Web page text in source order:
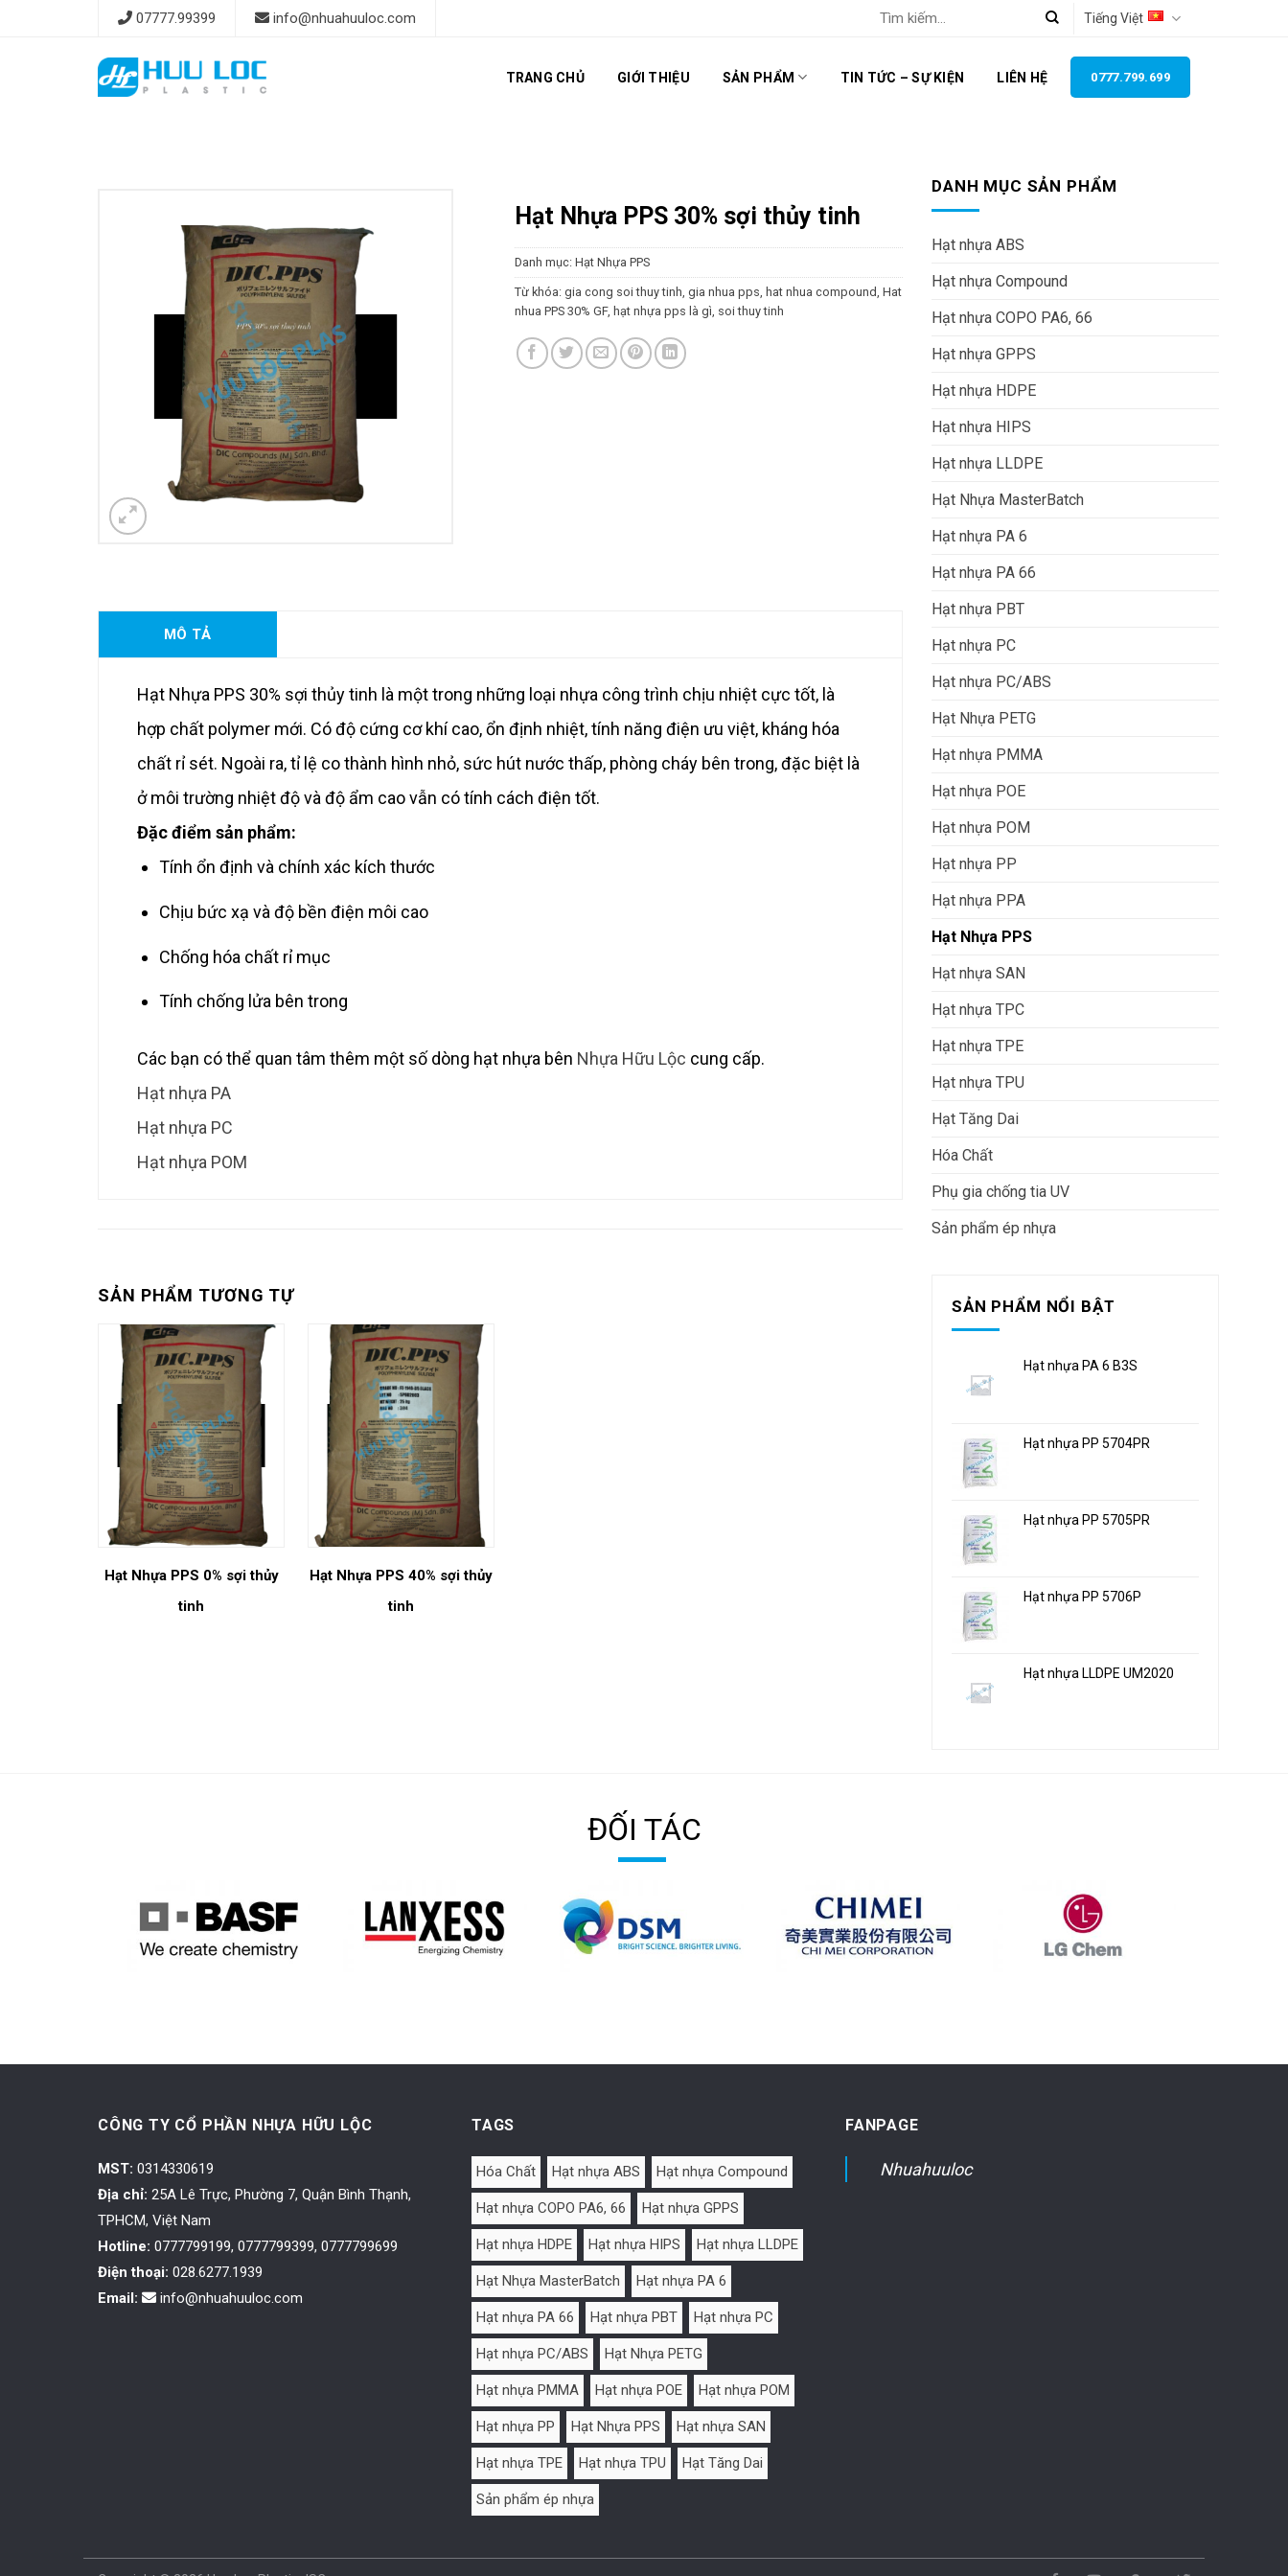
07777.99399 info@nhuahuuloc.com
kiếm:
Tiếng Việt
TRANG CHỦ GIỚI THIỆU SẢN PHẨM TIN TỨC – SỰ KIỆN LIÊN HỆ 0777.799.699
DANH MỤC SẢN PHẨM
Hạt nhựa ABS
Hạt nhựa Compound
Hạt nhựa COPO PA6, 66
Hạt nhựa GPPS
Hạt nhựa HDPE
Hạt nhựa HIPS
Hạt nhựa LLDPE
Hạt Nhựa MasterBatch
Hạt nhựa PA 6
Hạt nhựa PA 66
Hạt nhựa PBT
Hạt nhựa PC
Hạt nhựa PC/ABS
Hạt Nhựa PETG
Hạt nhựa PMMA
Hạt nhựa POE
Hạt nhựa POM
Hạt nhựa PP
Hạt nhựa PPA
Hạt Nhựa PPS
Hạt nhựa SAN
Hạt nhựa TPC
Hạt nhựa TPE
Hạt nhựa TPU
Hạt Tăng Dai
Hóa Chất
Phụ gia chống tia UV
Sản phẩm ép nhựa
SẢN PHẨM NỔI BẬT
Hạt nhựa PA 6 B3S
Hạt nhựa PP 5704PR
Hạt nhựa PP 5705PR
Hạt nhựa PP 5706P
Hạt nhựa LLDPE UM2020
Hạt Nhựa PPS 30% sợi thủy tinh
Danh mục: Hạt Nhựa PPS
Từ khóa: gia cong soi thuy tinh gia nhua pps hat nhua compound Hat
nhua PPS 30% GF, hạt nhựa pps là gì soi thuy tinh
MÔ TẢ
Hạt Nhựa PPS 30% sợi thủy tinh là một trong những loại nhựa công trình chịu nhiệt cực tốt, là
hợp chất polymer mới. Có độ cứng cơ khí cao, ổn định nhiệt, tính năng điện ưu việt, kháng hóa
chất rỉ sét. Ngoài ra, tỉ lệ co thành hình nhỏ, sức hút nước thấp, phòng cháy bên trong, đặc biệt là
ở môi trường nhiệt độ và độ ẩm cao vẫn có tính cách điện tốt.
Đặc điểm sản phẩm:
Tính ổn định và chính xác kích thước
Chịu bức xạ và độ bền điện môi cao
Chống hóa chất rỉ mục
Tính chống lửa bên trong
Các bạn có thể quan tâm thêm một số dòng hạt nhựa bên Nhựa Hữu Lộc cung cấp.
Hạt nhựa PA
Hạt nhựa PC
Hạt nhựa POM
SẢN PHẨM TƯƠNG TỰ
Hạt Nhựa PPS 0% sợi thủy
tinh
Hạt Nhựa PPS 40% sợi thủy
tinh
ĐỐI TÁC
CÔNG TY CỔ PHẦN NHỰA HỮU LỘC
MST: 0314330619
Địa chỉ: 25A Lê Trực, Phường 7, Quận Bình Thạnh,
TPHCM, Việt Nam
Hotline: 0777799199, 0777799399, 0777799699
Điện thoại: 028.6277.1939
Email:
info@nhuahuuloc.com
TAGS
Hóa Chất Hạt nhựa ABS Hạt nhựa Compound
Hạt nhựa COPO PA6, 66 Hạt nhựa GPPS
Hạt nhựa HDPE Hạt nhựa HIPS Hạt nhựa LLDPE
Hạt Nhựa MasterBatch Hạt nhựa PA 6
Hạt nhựa PA 66 Hạt nhựa PBT Hạt nhựa PC
Hạt nhựa PC/ABS Hạt Nhựa PETG
Hạt nhựa PMMA Hạt nhựa POE Hạt nhựa POM
Hạt nhựa PP Hạt Nhựa PPS Hạt nhựa SAN
Hạt nhựa TPE Hạt nhựa TPU Hạt Tăng Dai
Sản phẩm ép nhựa
FANPAGE
Nhuahuuloc